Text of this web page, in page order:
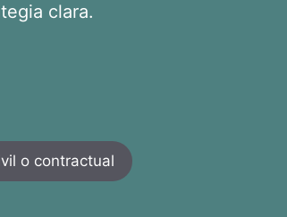
clara.
o contractual